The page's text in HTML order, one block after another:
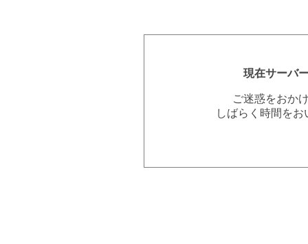
現在サーバ
ご迷惑をおか
しばらく時間を